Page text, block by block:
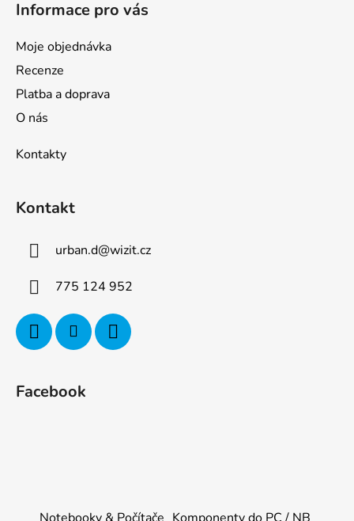
Informace pro vás
Moje objednávka
Recenze
Platba a doprava
O nás
Kontakty
Kontakt
urban.d@wizit.cz
775 124 952
Facebook